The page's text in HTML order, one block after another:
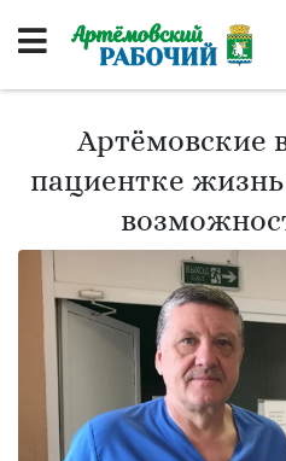
Артёмовские
пациентке